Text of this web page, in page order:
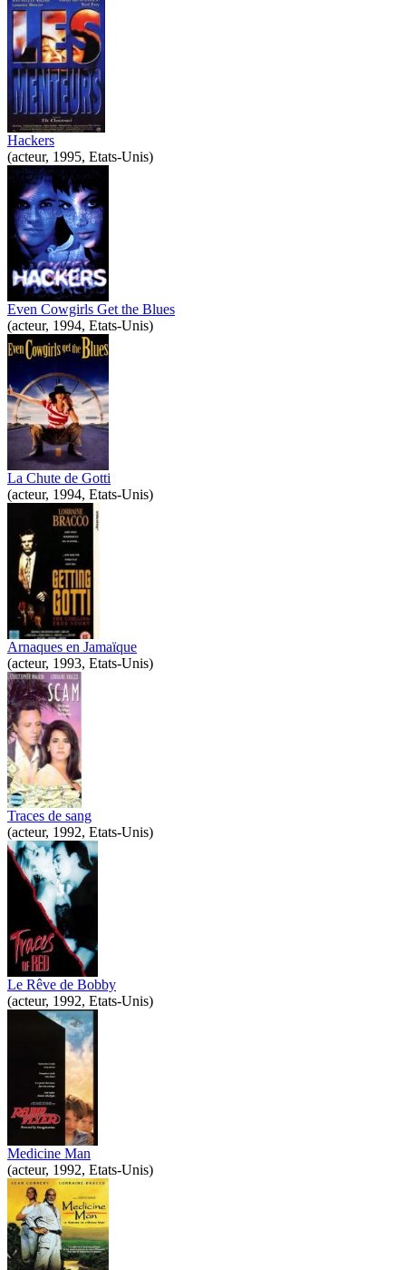
Hackers
(acteur, 1995, Etats-Unis)
Even Cowgirls Get the Blues
(acteur, 1994, Etats-Unis)
La Chute de Gotti
(acteur, 1994, Etats-Unis)
Arnaques en Jamaïque
(acteur, 1993, Etats-Unis)
Traces de sang
(acteur, 1992, Etats-Unis)
Le Rêve de Bobby
(acteur, 1992, Etats-Unis)
Medicine Man
(acteur, 1992, Etats-Unis)